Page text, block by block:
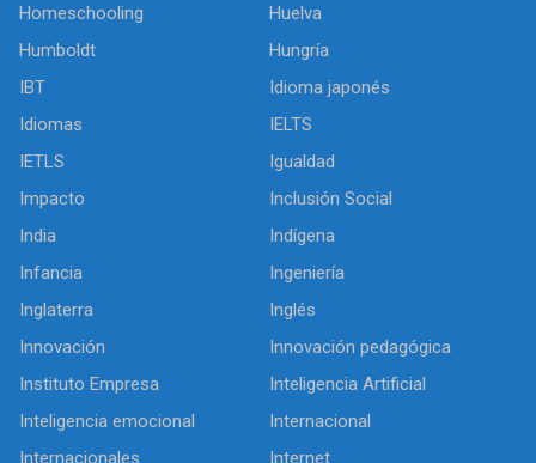
Homeschooling
Huelva
Humboldt
Hungría
IBT
Idioma japonés
Idiomas
IELTS
IETLS
Igualdad
Impacto
Inclusión Social
India
Indígena
Infancia
Ingeniería
Inglaterra
Inglés
Innovación
Innovación pedagógica
Instituto Empresa
Inteligencia Artificial
Inteligencia emocional
Internacional
Internacionales
Internet